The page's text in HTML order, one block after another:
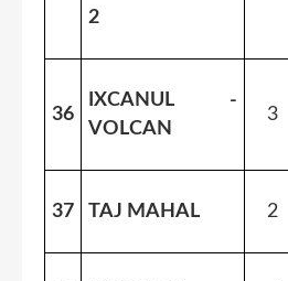
2
36
IXCANUL -
VOLCAN
3
37 TAJ MAHAL 2